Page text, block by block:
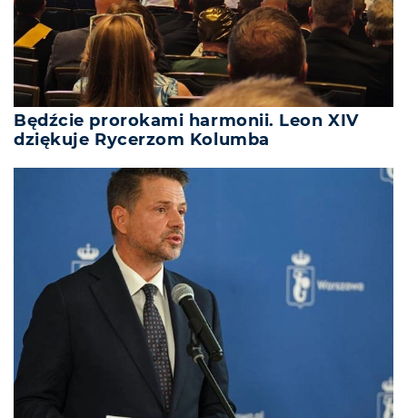
Będźcie prorokami harmonii. Leon XIV
dziękuje Rycerzom Kolumba